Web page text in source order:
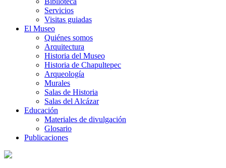
Servicios
Visitas guiadas
El Museo
Quiénes somos
Arquitectura
Historia del Museo
Historia de Chapultepec
Arqueología
Murales
Salas de Historia
Salas del Alcázar
Educación
Materiales de divulgación
Glosario
Publicaciones